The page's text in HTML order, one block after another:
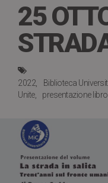
25
2022 Biblioteca
Unite
presentazione libro